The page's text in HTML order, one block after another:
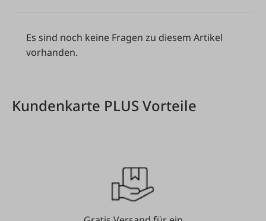
Es sind noch keine Fragen zu diesem Artikel
vorhanden.
Kundenkarte PLUS Vorteile